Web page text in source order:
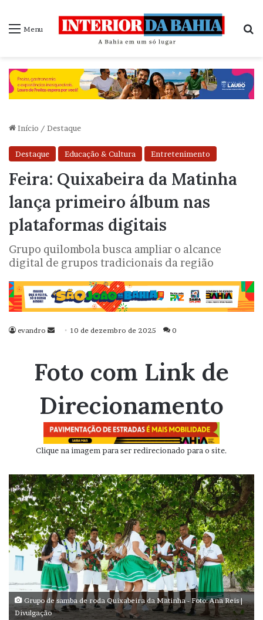
Menu
Início / Destaque
Destaque Educação & Cultura Entretenimento
Feira: Quixabeira da Matinha
lança primeiro álbum nas
plataformas digitais
Grupo quilombola busca ampliar o alcance
digital de grupos tradicionais da região
evandro
Mande
mail
10 de dezembro de 2025 0
Foto com Link de
Direcionamento
Clique na imagem para ser redirecionado para o site.
Grupo de samba de roda Quixabeira da Matinha - Foto: Ana Reis |
Divulgação